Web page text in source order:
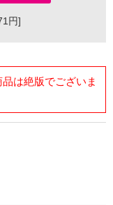
円]
は絶版でございま